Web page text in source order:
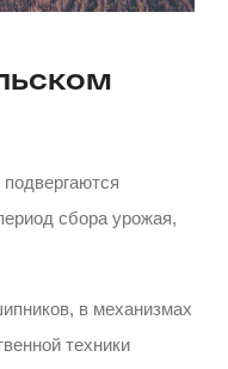
сбора урожая,
в механизмах
техники